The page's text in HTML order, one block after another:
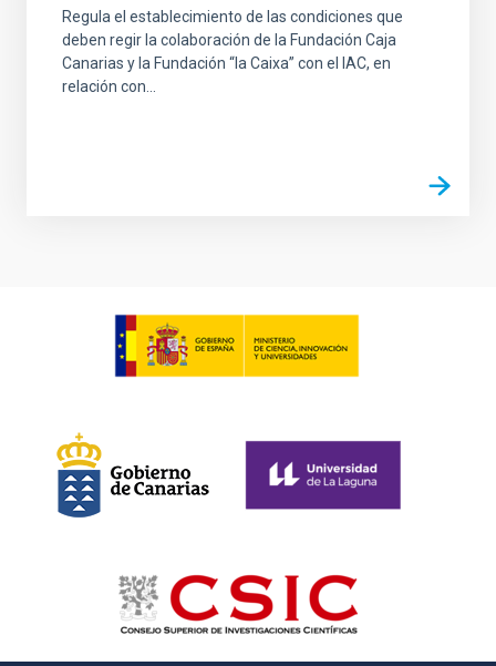
Regula el establecimiento de las condiciones que
deben regir la colaboración de la Fundación Caja
Canarias y la Fundación “la Caixa” con el IAC, en
relación con...